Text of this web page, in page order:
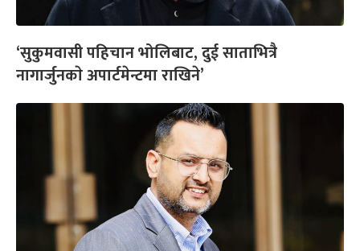
‘सुकुमवासी पहिचान भोलिबाट, दुई साताभित्रै
नागार्जुनकाे अपार्टमेन्टमा राखिने’